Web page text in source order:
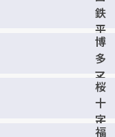
店
コ
ー
ト
姪
浜
店
鉄
平
尾
駅
ナ
カ
店
博
多
マ
ル
イ
店
桜
十
字
福